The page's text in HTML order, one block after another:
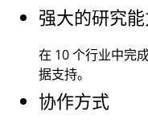
强大的研究能
在 10 个行业中完
据支持。
协作方式